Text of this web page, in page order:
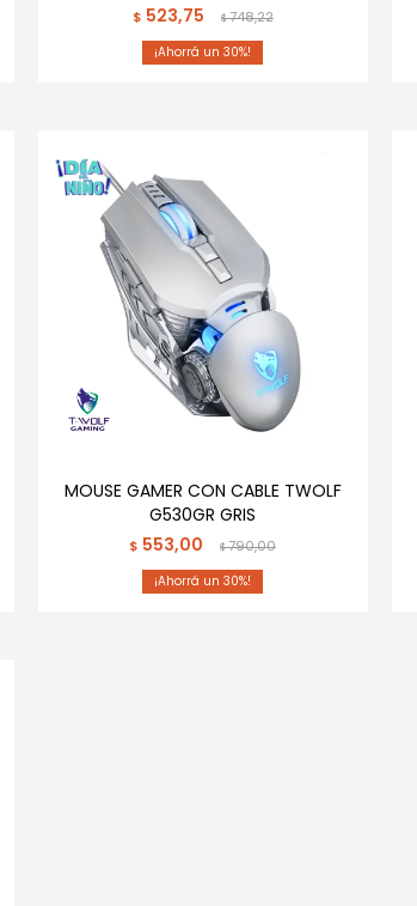
$ 523,75 $748,22
30
MOUSE GAMER CON CABLE TWOLF
G530GR GRIS
$ 553,00 $790,00
30